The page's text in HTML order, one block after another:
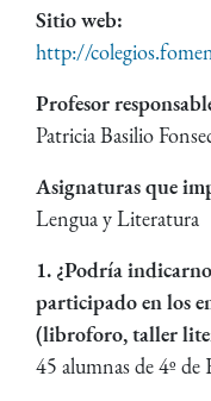
Sitio web:
http://
Profesor
Patricia Basilio
Asignaturas que
Lengua y Literatura
1. ¿Podría
participado en los
(libroforo, taller
45 alumnas de 4º de